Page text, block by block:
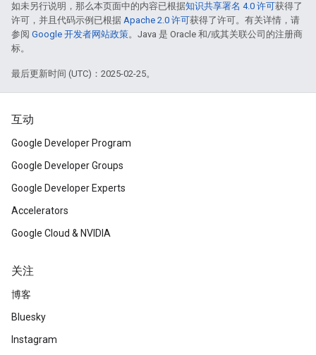
如未另行说明，那么本页面中的内容已根据知识共享署名 4.0 许可获得了
许可，并且代码示例已根据 Apache 2.0 许可获得了许可。有关详情，请
参阅 Google 开发者网站政策。Java 是 Oracle 和/或其关联公司的注册商
标。
最后更新时间 (UTC)：2025-02-25。
互动
Google Developer Program
Google Developer Groups
Google Developer Experts
Accelerators
Google Cloud & NVIDIA
关注
博客
Bluesky
Instagram